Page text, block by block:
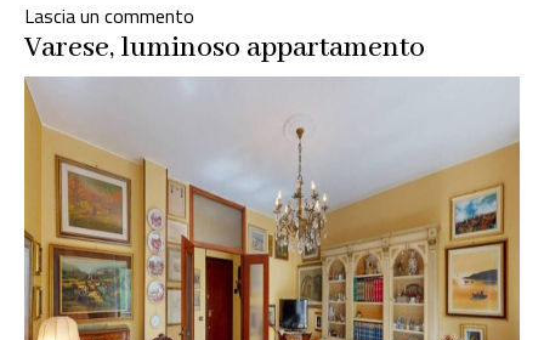
VILLA
D’EPOCA
Lascia un commento
Appartamento
in
Varese, luminoso appartamento